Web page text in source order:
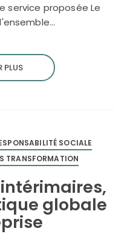
service proposée Le
PLUS
SOCIALE
TRANSFORMATION
globale